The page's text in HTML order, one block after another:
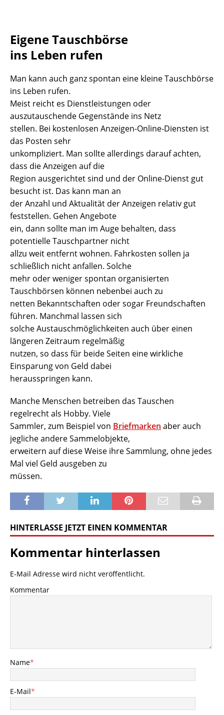
Eigene Tauschbörse
ins Leben rufen
Man kann auch ganz spontan eine kleine Tauschbörse
ins Leben rufen.
Meist reicht es Dienstleistungen oder
auszutauschende Gegenstände ins Netz
stellen. Bei kostenlosen Anzeigen-Online-Diensten ist
das Posten sehr
unkompliziert. Man sollte allerdings darauf achten,
dass die Anzeigen auf die
Region ausgerichtet sind und der Online-Dienst gut
besucht ist. Das kann man an
der Anzahl und Aktualität der Anzeigen relativ gut
feststellen. Gehen Angebote
ein, dann sollte man im Auge behalten, dass
potentielle Tauschpartner nicht
allzu weit entfernt wohnen. Fahrkosten sollen ja
schließlich nicht anfallen. Solche
mehr oder weniger spontan organisierten
Tauschbörsen können nebenbei auch zu
netten Bekanntschaften oder sogar Freundschaften
führen. Manchmal lassen sich
solche Austauschmöglichkeiten auch über einen
längeren Zeitraum regelmäßig
nutzen, so dass für beide Seiten eine wirkliche
Einsparung von Geld dabei
herausspringen kann.
Manche Menschen betreiben das Tauschen
regelrecht als Hobby. Viele
Sammler, zum Beispiel von Briefmarken aber auch
jegliche andere Sammelobjekte,
erweitern auf diese Weise ihre Sammlung, ohne jedes
Mal viel Geld ausgeben zu
müssen.
HINTERLASSE JETZT EINEN KOMMENTAR
Kommentar hinterlassen
E-Mail Adresse wird nicht veröffentlicht.
Kommentar
Name*
E-Mail*